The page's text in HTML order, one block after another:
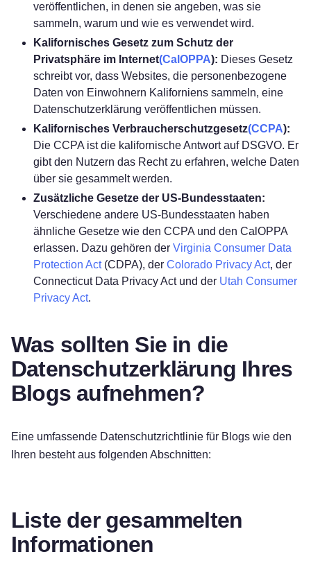
veröffentlichen, in denen sie angeben, was sie
sammeln, warum und wie es verwendet wird.
Kalifornisches Gesetz zum Schutz der
Privatsphäre im Internet(CalOPPA): Dieses Gesetz
schreibt vor, dass Websites, die personenbezogene
Daten von Einwohnern Kaliforniens sammeln, eine
Datenschutzerklärung veröffentlichen müssen.
Kalifornisches Verbraucherschutzgesetz(CCPA):
Die CCPA ist die kalifornische Antwort auf DSGVO. Er
gibt den Nutzern das Recht zu erfahren, welche Daten
über sie gesammelt werden.
Zusätzliche Gesetze der US-Bundesstaaten:
Verschiedene andere US-Bundesstaaten haben
ähnliche Gesetze wie den CCPA und den CalOPPA
erlassen. Dazu gehören der Virginia Consumer Data
Protection Act(CDPA), der Colorado Privacy Act, der
Connecticut Data Privacy Act und der Utah Consumer
Privacy Act.
Was sollten Sie in die
Datenschutzerklärung Ihres
Blogs aufnehmen?
Eine umfassende Datenschutzrichtlinie für Blogs wie den
Ihren besteht aus folgenden Abschnitten:
Liste der gesammelten
Informationen